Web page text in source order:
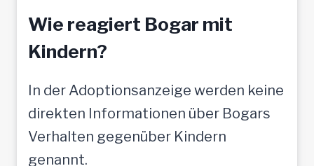
Wie reagiert Bogar mit
Kindern?
In der Adoptionsanzeige werden keine
direkten Informationen über Bogars
Verhalten gegenüber Kindern
genannt.